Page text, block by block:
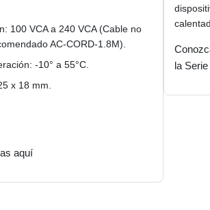
100 VCA a 240 VCA (Cable no
AC-CORD-1.8M).
-10° a 55°C.
x 18 mm.
aquí
la